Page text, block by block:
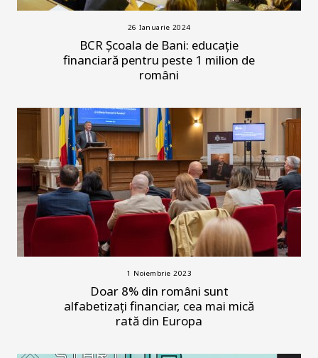
26 Ianuarie 2024
BCR Școala de Bani: educație
financiară pentru peste 1 milion de
români
1 Noiembrie 2023
Doar 8% din români sunt
alfabetizați financiar, cea mai mică
rată din Europa